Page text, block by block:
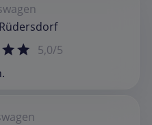
5,0/5